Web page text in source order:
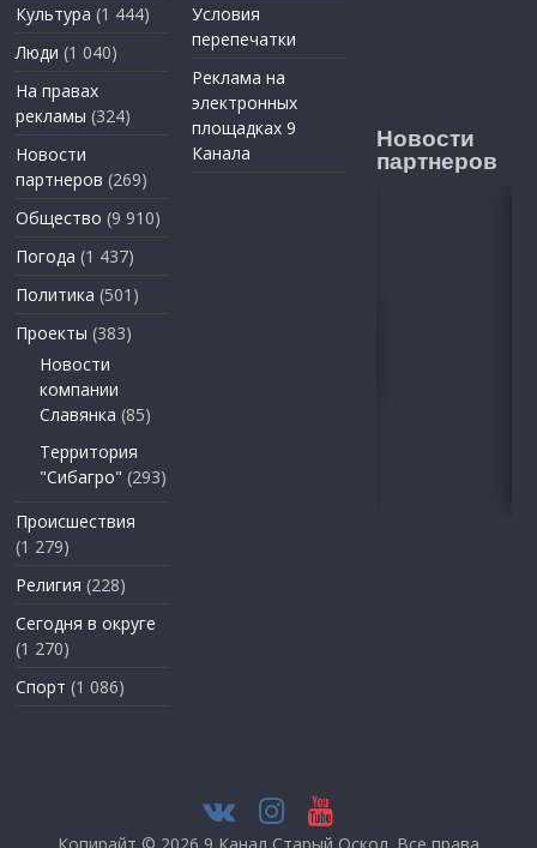
Культура (1 444)
Люди (1 040)
На правах
рекламы (324)
Новости
партнеров (269)
Общество (9 910)
Погода (1 437)
Политика (501)
Проекты (383)
Новости
компании
Славянка (85)
Территория
"Сибагро" (293)
Происшествия
(1 279)
Религия (228)
Сегодня в округе
(1 270)
Спорт (1 086)
Условия
перепечатки
Реклама на
электронных
площадках 9
Канала
Новости
партнеров
Копирайт © 2026 9 Канал Старый Оскол . Все права